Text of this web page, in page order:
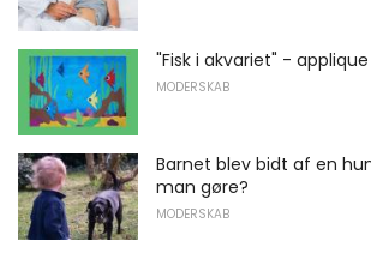
"Fisk i akvariet" - applique
MODERSKAB
Barnet blev bidt af en
man gøre?
MODERSKAB